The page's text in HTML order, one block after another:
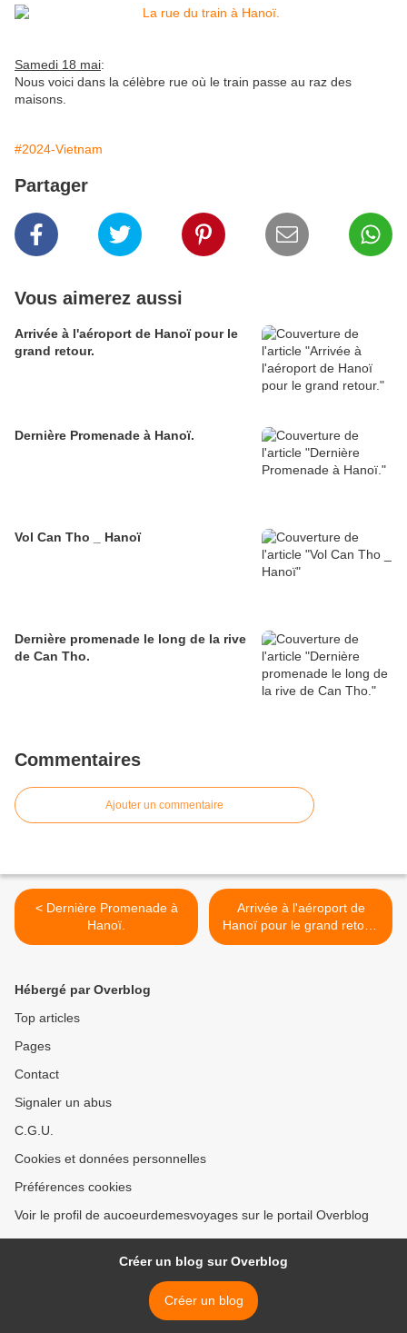
Samedi 18 mai:
Nous voici dans la célèbre rue où le train passe au raz des
maisons.
#2024-Vietnam
Partager
Vous aimerez aussi
Arrivée à l'aéroport de Hanoï pour le
grand retour.
Dernière Promenade à Hanoï.
Vol Can Tho _ Hanoï
Dernière promenade le long de la rive
de Can Tho.
Commentaires
Ajouter un commentaire
< Dernière Promenade à
Hanoï.
Arrivée à l'aéroport de
Hanoï pour le grand retour.
>
Hébergé par Overblog
Top articles
Pages
Contact
Signaler un abus
C.G.U.
Cookies et données personnelles
Préférences cookies
Voir le profil de aucoeurdemesvoyages sur le portail Overblog
Créer un blog sur Overblog
Créer un blog